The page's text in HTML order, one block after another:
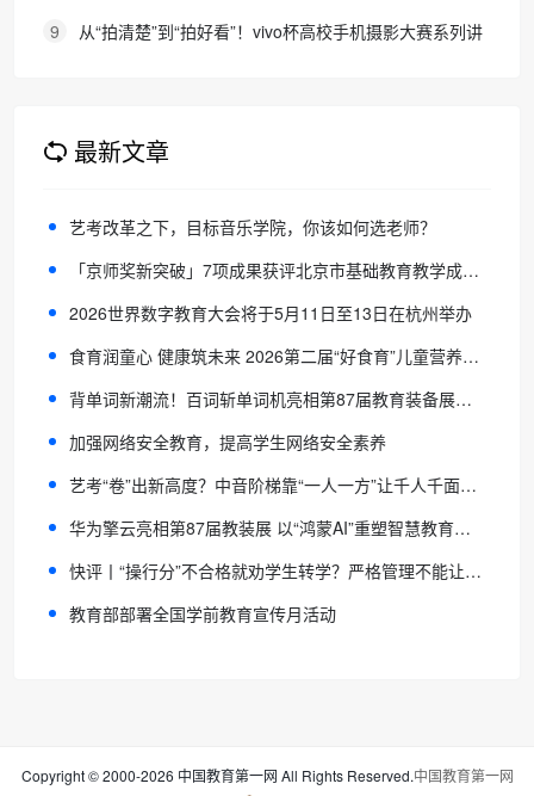
字时代身份认证
9
从“拍清楚”到“拍好看”！vivo杯高校手机摄影大赛系列讲
最新文章
艺考改革之下，目标音乐学院，你该如何选老师？
「京师奖新突破」7项成果获评北京市基础教育教学成果奖
2026世界数字教育大会将于5月11日至13日在杭州举办
食育润童心 健康筑未来 2026第二届“好食育”儿童营养与健康主题活动启幕
背单词新潮流！百词斩单词机亮相第87届教育装备展，用户已超200万
加强网络安全教育，提高学生网络安全素养
艺考“卷”出新高度？中音阶梯靠“一人一方”让千人千面成为可能
华为擎云亮相第87届教装展 以“鸿蒙AI”重塑智慧教育全场景体验
快评丨“操行分”不合格就劝学生转学？严格管理不能让教育变味
教育部部署全国学前教育宣传月活动
Copyright © 2000-2026 中国教育第一网 All Rights Reserved.中国教育第一网